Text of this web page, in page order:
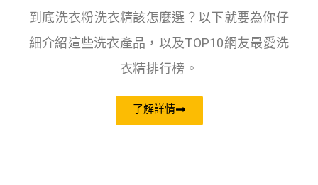
到底洗衣粉洗衣精該怎麼選？以下就要為你仔
細介紹這些洗衣產品，以及TOP10網友最愛洗
衣精排行榜。
了解詳情